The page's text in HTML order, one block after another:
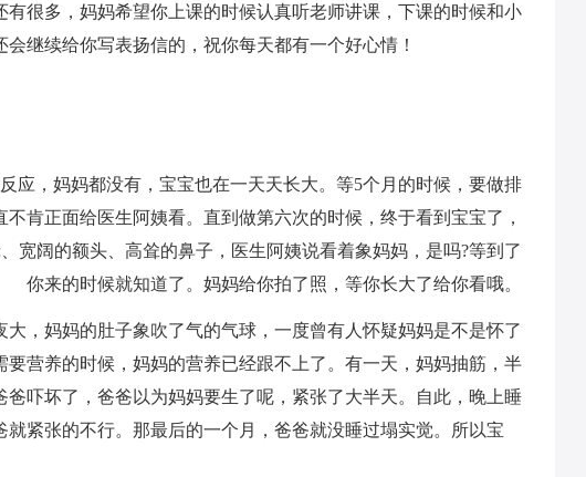
有很多，妈妈希望你上课的时候认真听老师讲课，下课的时候和小
继续给你写表扬信的，祝你每天都有一个好心情！
，妈妈都没有，宝宝也在一天天长大。等5个月的时候，要做排
肯正面给医生阿姨看。直到做第六次的时候，终于看到宝宝了，
宽阔的额头、高耸的鼻子，医生阿姨说看着象妈妈，是吗?等到了
你来的时候就知道了。妈妈给你拍了照，等你长大了给你看哦。
大，妈妈的肚子象吹了气的气球，一度曾有人怀疑妈妈是不是怀了
营养的时候，妈妈的营养已经跟不上了。有一天，妈妈抽筋，半
吓坏了，爸爸以为妈妈要生了呢，紧张了大半天。自此，晚上睡
紧张的不行。那最后的一个月，爸爸就没睡过塌实觉。所以宝